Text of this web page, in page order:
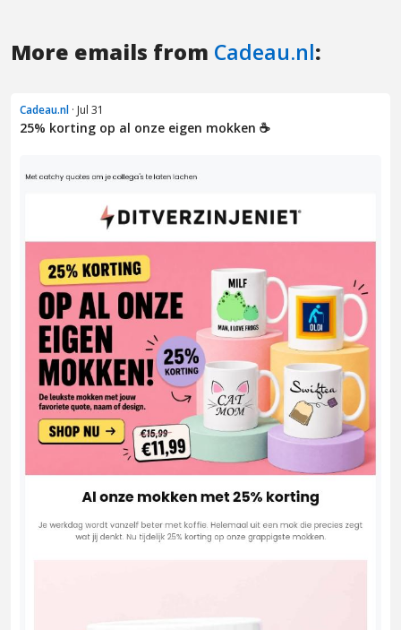
More emails from Cadeau.nl:
Cadeau.nl · Jul 31
25% korting op al onze eigen mokken ☕